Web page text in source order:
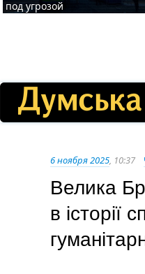
под угрозой
6 ноября 2025, 10:37
Велика
в історії